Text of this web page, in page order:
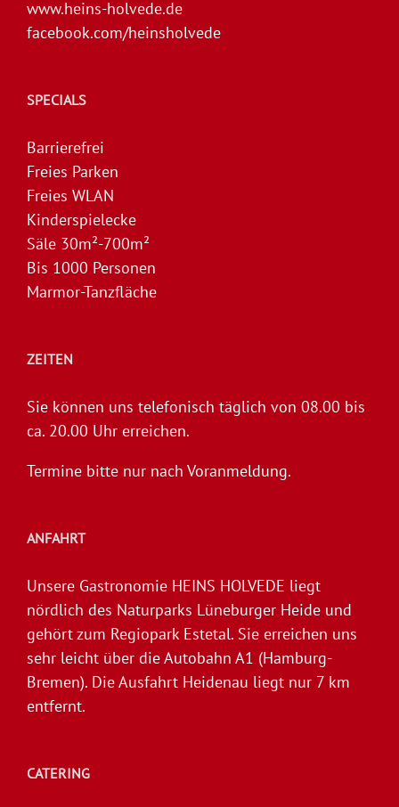
www.heins-holvede.de
facebook.com/heinsholvede
SPECIALS
Barrierefrei
Freies Parken
Freies WLAN
Kinderspielecke
Säle 30m²-700m²
Bis 1000 Personen
Marmor-Tanzfläche
ZEITEN
Sie können uns telefonisch täglich von 08.00 bis
ca. 20.00 Uhr erreichen.
Termine bitte nur nach Voranmeldung.
ANFAHRT
Unsere Gastronomie HEINS HOLVEDE liegt
nördlich des Naturparks Lüneburger Heide und
gehört zum Regiopark Estetal. Sie erreichen uns
sehr leicht über die Autobahn A1 (Hamburg-
Bremen). Die Ausfahrt Heidenau liegt nur 7 km
entfernt.
CATERING